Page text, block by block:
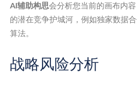
AI辅助构思会分析您当前的画布内
的潜在竞争护城河，例如独家数据
算法。
战略风险分析